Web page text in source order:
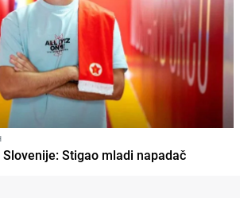
Stigao mladi napadač